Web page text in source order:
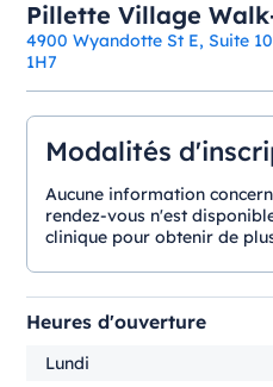
Pillette Village
4900 Wyandotte St E, Suite
1H7
Modalités
Aucune information
rendez-vous n'est
clinique pour obtenir de
Heures d'ouverture
Lundi